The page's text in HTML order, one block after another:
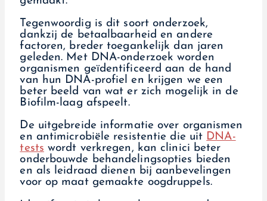
Tegenwoordig is dit soort onderzoek,
dankzij de betaalbaarheid en andere
factoren, breder toegankelijk dan jaren
geleden. Met DNA-onderzoek worden
organismen geïdentificeerd aan de hand
van hun DNA-profiel en krijgen we een
beter beeld van wat er zich mogelijk in de
Biofilm-laag afspeelt.
De uitgebreide informatie over organismen
en antimicrobiële resistentie die uit DNA-
tests wordt verkregen, kan clinici beter
onderbouwde behandelingsopties bieden
en als leidraad dienen bij aanbevelingen
voor op maat gemaakte oogdruppels.